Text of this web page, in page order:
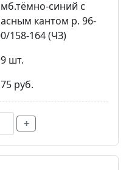
синий с
кантом р. 96-
158-164 (ЧЗ)
шт.
руб.
+